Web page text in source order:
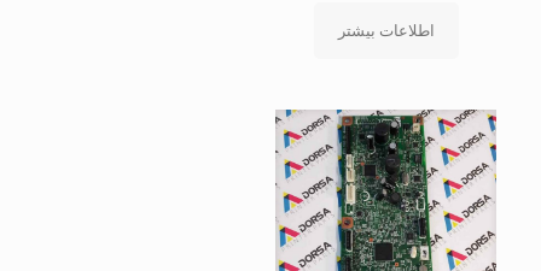
اطلاعات بیشتر